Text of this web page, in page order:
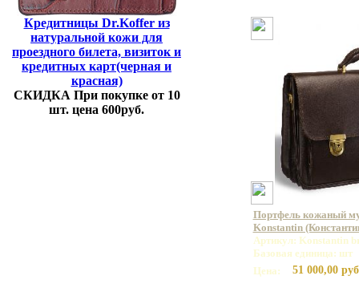
Кредитницы Dr.Koffer из
натуральной кожи для
проездного билета, визиток и
кредитных карт(черная и
красная)
СКИДКА При покупке от 10
шт. цена 600руб.
Портфель кожаный
Konstantin
Артикул: Konstantin
Базовая единица: шт
Цена:
51 000,00